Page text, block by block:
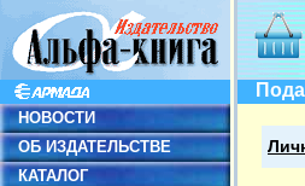
НОВОСТИ
ОБ ИЗДАТЕЛЬСТВЕ
КАТАЛОГ